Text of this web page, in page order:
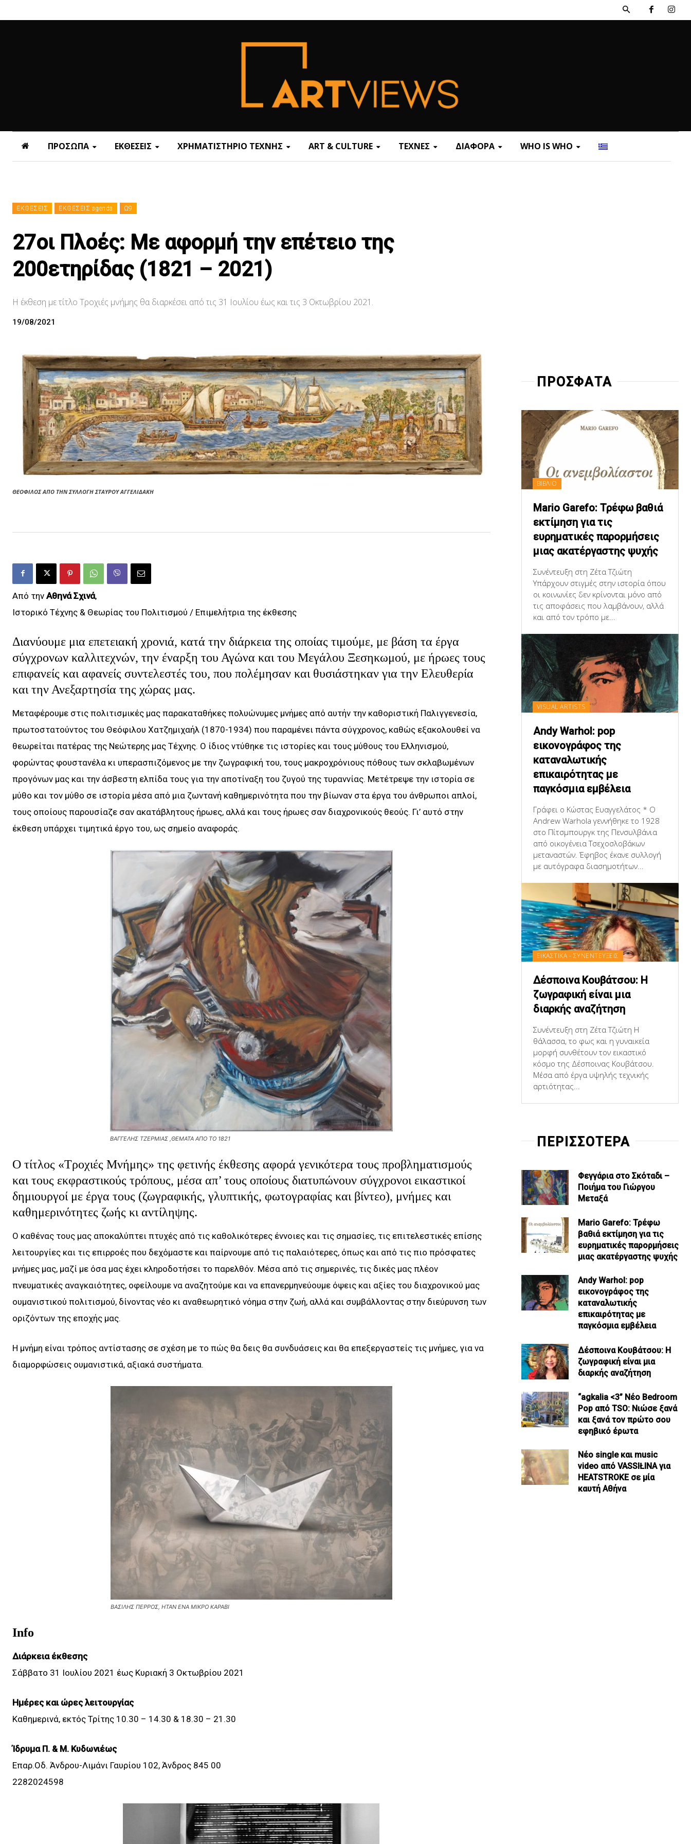
ΠΡΟΣΩΠΑ ΕΚΘΕΣΕΙΣ ΧΡΗΜΑΤΙΣΤΗΡΙΟ ΤΕΧΝΗΣ ART & CULTURE ΤΕΧΝΕΣ ΔΙΑΦΟΡΑ WHO IS WHO
ΕΚΘΕΣΕΙΣ ΕΚΘΕΣΕΙΣ agenda Ω9
27οι Πλοές: Με αφορμή την επέτειο της
200ετηρίδας (1821 – 2021)
Η έκθεση με τίτλο Τροχιές μνήμης θα διαρκέσει από τις 31 Ιουλίου έως και τις 3 Οκτωβρίου 2021.
19/08/2021
ΘΕΟΦΙΛΟΣ ΑΠΟ ΤΗΝ ΣΥΛΛΟΓΗ ΣΤΑΥΡΟΥ ΑΓΓΕΛΙΔΑΚΗ
Από την Αθηνά Σχινά,
Ιστορικό Τέχνης & Θεωρίας του Πολιτισμού / Επιμελήτρια της έκθεσης
Διανύουμε μια επετειακή χρονιά, κατά την διάρκεια της οποίας τιμούμε, με βάση τα έργα
σύγχρονων καλλιτεχνών, την έναρξη του Αγώνα και του Μεγάλου Ξεσηκωμού, με ήρωες τους
επιφανείς και αφανείς συντελεστές του, που πολέμησαν και θυσιάστηκαν για την Ελευθερία
και την Ανεξαρτησία της χώρας μας.
Μεταφέρουμε στις πολιτισμικές μας παρακαταθήκες πολυώνυμες μνήμες από αυτήν την καθοριστική Παλιγγενεσία,
πρωτοστατούντος του Θεόφιλου Χατζημιχαήλ (1870-1934) που παραμένει πάντα σύγχρονος, καθώς εξακολουθεί να
θεωρείται πατέρας της Νεώτερης μας Τέχνης. Ο ίδιος ντύθηκε τις ιστορίες και τους μύθους του Ελληνισμού,
φορώντας φουστανέλα κι υπερασπιζόμενος με την ζωγραφική του, τους μακροχρόνιους πόθους των σκλαβωμένων
προγόνων μας και την άσβεστη ελπίδα τους για την αποτίναξη του ζυγού της τυραννίας. Μετέτρεψε την ιστορία σε
μύθο και τον μύθο σε ιστορία μέσα από μια ζωντανή καθημερινότητα που την βίωναν στα έργα του άνθρωποι απλοί,
τους οποίους παρουσίαζε σαν ακατάβλητους ήρωες, αλλά και τους ήρωες σαν διαχρονικούς θεούς. Γι’ αυτό στην
έκθεση υπάρχει τιμητικά έργο του, ως σημείο αναφοράς.
ΒΑΓΓΕΛΗΣ ΤΖΕΡΜΙΑΣ ,ΘΕΜΑΤΑ ΑΠΟ ΤΟ 1821
Ο τίτλος «Τροχιές Μνήμης» της φετινής έκθεσης αφορά γενικότερα τους προβληματισμούς
και τους εκφραστικούς τρόπους, μέσα απ’ τους οποίους διατυπώνουν σύγχρονοι εικαστικοί
δημιουργοί με έργα τους (ζωγραφικής, γλυπτικής, φωτογραφίας και βίντεο), μνήμες και
καθημερινότητες ζωής κι αντίληψης.
Ο καθένας τους μας αποκαλύπτει πτυχές από τις καθολικότερες έννοιες και τις σημασίες, τις επιτελεστικές επίσης
λειτουργίες και τις επιρροές που δεχόμαστε και παίρνουμε από τις παλαιότερες, όπως και από τις πιο πρόσφατες
μνήμες μας, μαζί με όσα μας έχει κληροδοτήσει το παρελθόν. Μέσα από τις σημερινές, τις δικές μας πλέον
πνευματικές αναγκαιότητες, οφείλουμε να αναζητούμε και να επανερμηνεύουμε όψεις και αξίες του διαχρονικού μας
ουμανιστικού πολιτισμού, δίνοντας νέο κι αναθεωρητικό νόημα στην ζωή, αλλά και συμβάλλοντας στην διεύρυνση των
οριζόντων της εποχής μας.
Η μνήμη είναι τρόπος αντίστασης σε σχέση με το πώς θα δεις θα συνδυάσεις και θα επεξεργαστείς τις μνήμες, για να
διαμορφώσεις ουμανιστικά, αξιακά συστήματα.
ΒΑΣΙΛΗΣ ΠΕΡΡΟΣ, ΗΤΑΝ ΕΝΑ ΜΙΚΡΟ ΚΑΡΑΒΙ
Info
Διάρκεια έκθεσης
Σάββατο 31 Ιουλίου 2021 έως Κυριακή 3 Οκτωβρίου 2021
Ημέρες και ώρες λειτουργίας
Καθημερινά, εκτός Τρίτης 10.30 – 14.30 & 18.30 – 21.30
Ίδρυμα Π. & Μ. Κυδωνιέως
Επαρ.Οδ. Άνδρου-Λιμάνι Γαυρίου 102, Άνδρος 845 00
2282024598
ΠΡΟΣΦΑΤΑ
ΒΙΒΛΙΟ
Mario Garefo: Τρέφω βαθιά
εκτίμηση για τις
ευρηματικές παρορμήσεις
μιας ακατέργαστης ψυχής
Συνέντευξη στη Ζέτα Τζιώτη
Υπάρχουν στιγμές στην ιστορία όπου
οι κοινωνίες δεν κρίνονται μόνο από
τις αποφάσεις που λαμβάνουν, αλλά
και από τον τρόπο με...
VISUAL ARTISTS
Andy Warhol: pop
εικονογράφος της
καταναλωτικής
επικαιρότητας με
παγκόσμια εμβέλεια
Γράφει ο Κώστας Ευαγγελάτος * Ο
Andrew Warhola γεννήθηκε το 1928
στο Πίτσμπουργκ της Πενσυλβάνια
από οικογένεια Τσεχοσλοβάκων
μεταναστών. Έφηβος έκανε συλλογή
με αυτόγραφα διασημοτήτων...
ΕΙΚΑΣΤΙΚΑ - ΣΥΝΕΝΤΕΥΞΕΙΣ
Δέσποινα Κουβάτσου: Η
ζωγραφική είναι μια
διαρκής αναζήτηση
Συνέντευξη στη Ζέτα Τζιώτη Η
θάλασσα, το φως και η γυναικεία
μορφή συνθέτουν τον εικαστικό
κόσμο της Δέσποινας Κουβάτσου.
Μέσα από έργα υψηλής τεχνικής
αρτιότητας...
ΠΕΡΙΣΣΟΤΕΡΑ
Φεγγάρια στο Σκόταδι –
Ποιήμα του Γιώργου
Μεταξά
Mario Garefo: Τρέφω
βαθιά εκτίμηση για τις
ευρηματικές παρορμήσεις
μιας ακατέργαστης ψυχής
Andy Warhol: pop
εικονογράφος της
καταναλωτικής
επικαιρότητας με
παγκόσμια εμβέλεια
Δέσποινα Κουβάτσου: Η
ζωγραφική είναι μια
διαρκής αναζήτηση
“agkalia <3” Νέο Bedroom
Pop από TSO: Νιώσε ξανά
και ξανά τον πρώτο σου
εφηβικό έρωτα
Νέο single και music
video από VASSIŁINA για
HEATSTROKE σε μία
καυτή Αθήνα